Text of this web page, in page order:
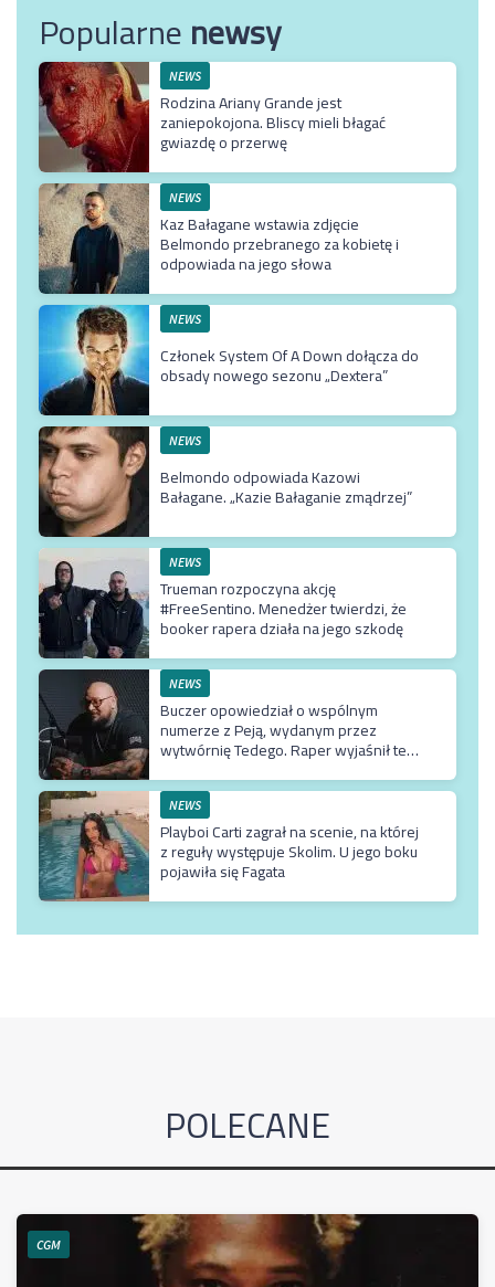
Popularnenewsy
NEWS
Rodzina Ariany Grande jest
zaniepokojona. Bliscy mieli błagać
gwiazdę o przerwę
NEWS
Kaz Bałagane wstawia zdjęcie
Belmondo przebranego za kobietę i
odpowiada na jego słowa
NEWS
Członek System Of A Down dołącza do
obsady nowego sezonu „Dextera”
NEWS
Belmondo odpowiada Kazowi
Bałagane. „Kazie Bałaganie zmądrzej”
NEWS
Trueman rozpoczyna akcję
#FreeSentino. Menedżer twierdzi, że
booker rapera działa na jego szkodę
NEWS
Buczer opowiedział o wspólnym
numerze z Peją, wydanym przez
wytwórnię Tedego. Raper wyjaśnił też
kanału Wielkie Joł
NEWS
Playboi Carti zagrał na scenie, na której
z reguły występuje Skolim. U jego boku
pojawiła się Fagata
POLECANE
CGM